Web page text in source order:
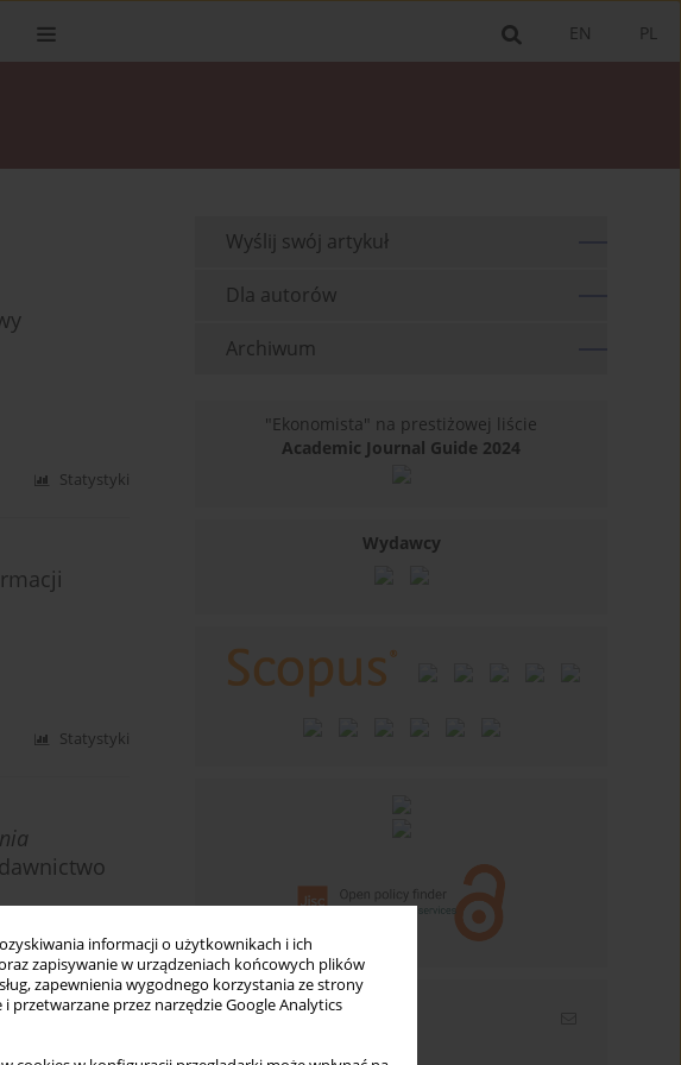
informacji o użytkownikach i ich
zapisywanie w urządzeniach końcowych plików
zapewnienia wygodnego korzystania ze strony
i przetwarzane przez narzędzie Google Analytics
PL
EN
Statystyki
Statystyki
Wyślij swój artykuł
Dla autorów
Archiwum
"Ekonomista" na prestiżowej liście
Academic Journal Guide 2024
Wydawcy
Newsletter